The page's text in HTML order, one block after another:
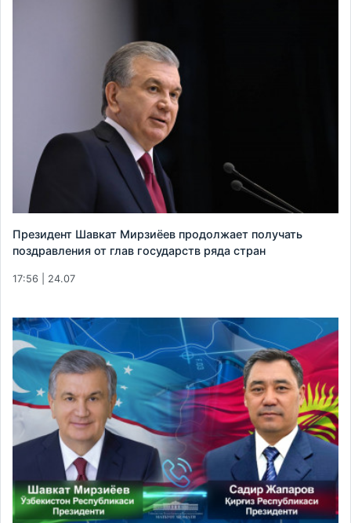
Президент Шавкат Мирзиёев продолжает получать
поздравления от глав государств ряда стран
17:56 | 24.07